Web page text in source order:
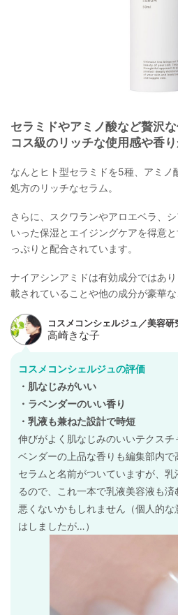
セラミドやアミノ酸など贅沢
コス級のリッチな使用感や香
なんとヒト型セラミドを5種、アミノ
処方のリッチなセラム。
さらに、スクワランやアロエベラ、
いった保湿とエイジングケアを得意
っぷりと配合されています。
ナイアシンアミドは有効成分ではあ
載されていることや他の成分が豪華な
コスメコンシェルジュの評価
・肌なじみがいい
・ラベンダーのいい香り
・乳液も兼ねた設計で時短
伸びがよく肌なじみのいいテクス
ベンダーの上品な香りも編集部内で
セラムと名前がついていますが、
るので、これ一本で乳液美容液も
悪くないかもしれません（個人的
はしましたが…）